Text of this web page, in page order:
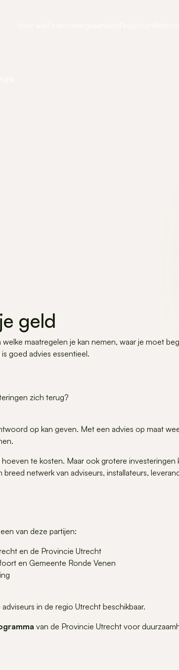
geld
maatregelen je kan nemen, waar je moet
goed advies essentieel.
zich terug?
op kan geven. Met een advies op maat
te kosten. Maar ook grotere investeringen
netwerk van adviseurs, installateurs,
van deze partijen:
en de Provincie Utrecht
en Gemeente Ronde Venen
in de regio Utrecht beschikbaar.
van de Provincie Utrecht voor